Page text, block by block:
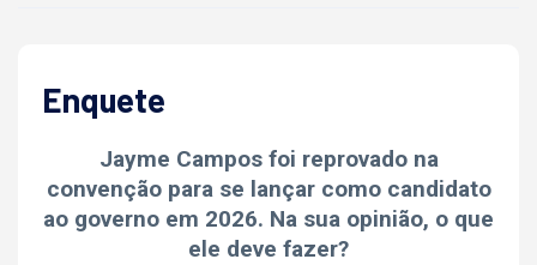
Enquete
Jayme Campos foi reprovado na
convenção para se lançar como candidato
ao governo em 2026. Na sua opinião, o que
ele deve fazer?